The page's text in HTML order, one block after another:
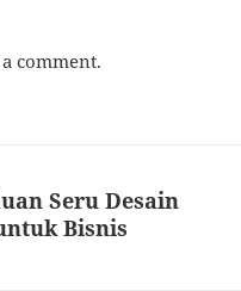
comment.
Seru Desain
Bisnis